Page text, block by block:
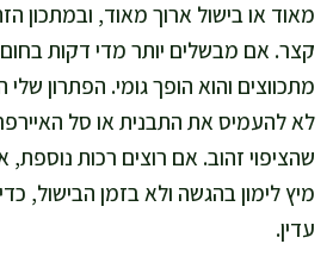
מאוד או בישול ארוך מאוד, ובמתכון
קצר. אם מבשלים יותר מדי דקות בחום
מתכווצים והוא הופך גומי. הפתרון
לא להעמיס את התבנית או סל
שהציפוי זהוב. אם רוצים רכות נוספת,
מיץ לימון בהגשה ולא בזמן הבישול,
עדין.